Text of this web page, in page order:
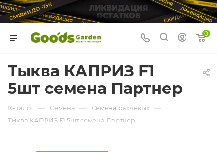
0
Тыква КАПРИЗ F1
5шт семена Партнер
Каталог — Семена — Семена бахчевых —
Тыква КАПРИЗ F1 5шт семена Партнер